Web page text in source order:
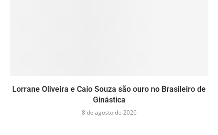
Lorrane Oliveira e Caio Souza são ouro no Brasileiro de
Ginástica
8 de agosto de 2026